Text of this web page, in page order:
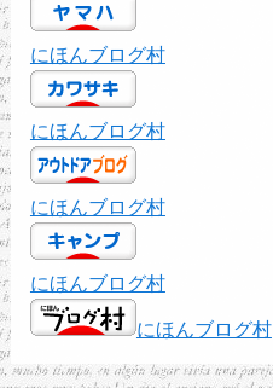
にほんブログ村
にほんブログ村
にほんブログ村
にほんブログ村
にほんブログ村